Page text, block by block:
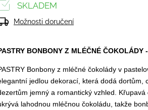
BONBONY Z MLÉČNÉ ČOKOLÁDY
Bonbony z mléčné čokolády v
jedlou dekorací, která dodá dortům,
jemný a romantický vzhled.
lahodnou mléčnou čokoládu, takže
SKLADEM
Možnosti doručení